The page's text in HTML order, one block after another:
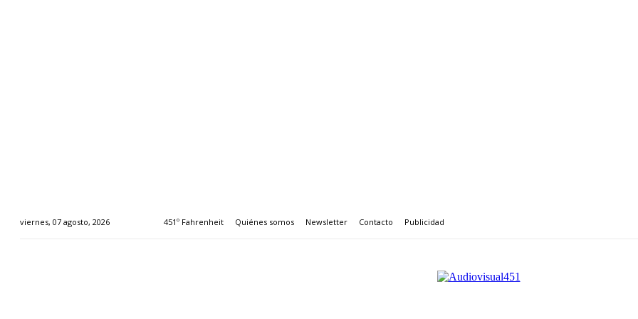
viernes, 07 agosto, 2026 451º Fahrenheit Quiénes somos Newsletter Contacto Publicidad